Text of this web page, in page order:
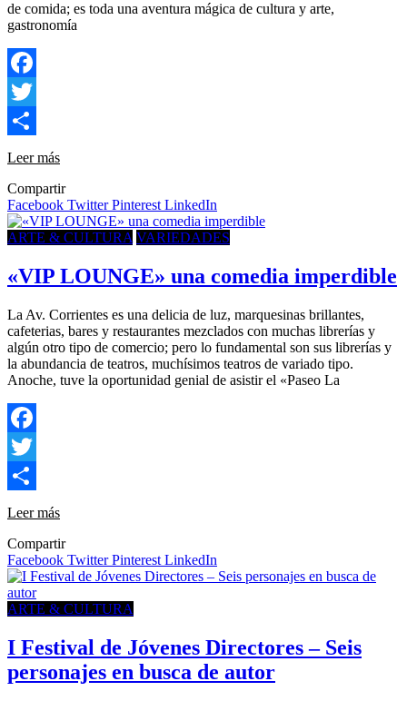
de comida; es toda una aventura mágica de cultura y arte,
gastronomía
Facebook
Twitter
Compartir
Leer más
Compartir
Facebook TwitterPinterest LinkedIn
ARTE & CULTURA VARIEDADES
«VIP LOUNGE» una comedia imperdible
La Av. Corrientes es una delicia de luz, marquesinas brillantes,
cafeterias, bares y restaurantes mezclados con muchas librerías y
algún otro tipo de comercio; pero lo fundamental son sus librerías y
la abundancia de teatros, muchísimos teatros de variado tipo.
Anoche, tuve la oportunidad genial de asistir el «Paseo La
Facebook
Twitter
Compartir
Leer más
Compartir
Facebook TwitterPinterest LinkedIn
ARTE & CULTURA
I Festival de Jóvenes Directores – Seis
personajes en busca de autor